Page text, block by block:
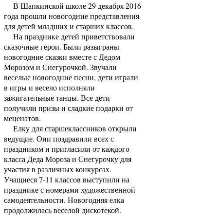
В Шапкинской школе 29 декабря 2016
года прошли новогодние представления
для детей младших и старших классов.
На празднике детей приветствовали
сказочные герои. Были разыграны
новогодние сказки вместе с Дедом
Морозом и Снегурочкой. Звучали
веселые новогодние песни, дети играли
в игры и весело исполняли
зажигательные танцы. Все дети
получили призы и сладкие подарки от
меценатов.
Елку для старшеклассников открыли
ведущие. Они поздравили всех с
праздником и пригласили от каждого
класса Деда Мороза и Снегурочку для
участия в различных конкурсах.
Учащиеся 7-11 классов выступили на
празднике с номерами художественной
самодеятельности. Новогодняя елка
продолжилась веселой дискотекой.